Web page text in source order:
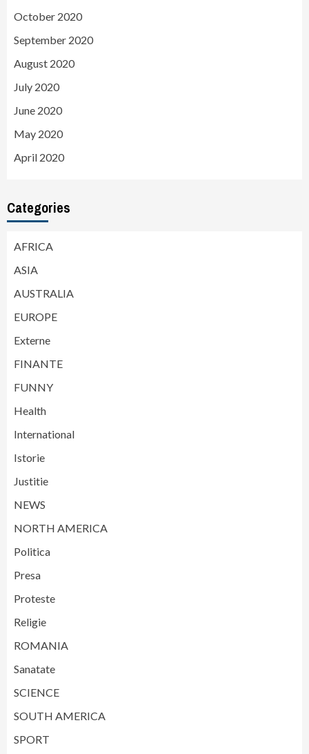
October 2020
September 2020
August 2020
July 2020
June 2020
May 2020
April 2020
Categories
AFRICA
ASIA
AUSTRALIA
EUROPE
Externe
FINANTE
FUNNY
Health
International
Istorie
Justitie
NEWS
NORTH AMERICA
Politica
Presa
Proteste
Religie
ROMANIA
Sanatate
SCIENCE
SOUTH AMERICA
SPORT